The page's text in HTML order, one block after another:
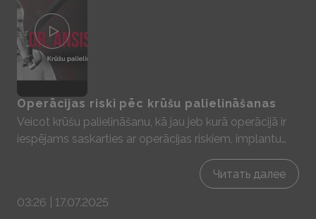
Operācijas riski pēc krūšu palielināšanas
Veicot krūšu palielināšanu, kā jau jeb kurā operācijā ir
iespējams saskarties ar operācijas riskiem, implantu
specifiskiem riskiem, kā arī iespējams piedzīvot
grūti saplēst, jo tiem jāiztur dažādi Eiropas savienības
noteiktie standarti., Implants var saplīst, ja tie tiek
Читать далее
03:26 | 17.07.2025